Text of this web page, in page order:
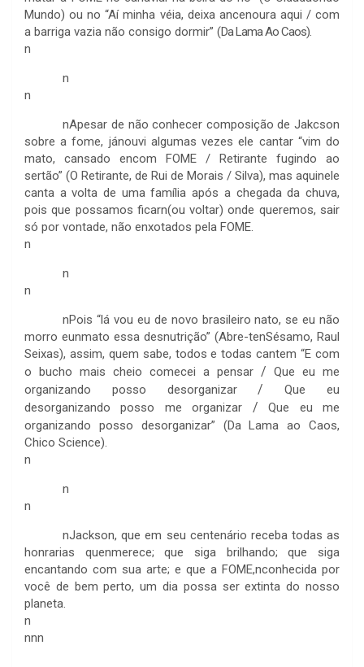
Mundo) ou no“Aí minha véia, deixa ancenoura aqui / com
a barriga vazia não consigo dormir” (Da Lama Ao Caos).
n
n
n
nApesar de não conhecer composição de Jakcson
sobre a fome, jánouvi algumas vezes ele cantar “vim do
mato, cansado encom FOME / Retirante fugindo ao
sertão” (O Retirante, de Rui de Morais / Silva), mas aquinele
canta a volta de uma família após a chegada da chuva,
pois que possamos ficarn(ou voltar) onde queremos, sair
só por vontade, não enxotados pela FOME.
n
n
n
nPois“lá vou eu de novo brasileiro nato, se eu não
morro eunmato essa desnutrição” (Abre-tenSésamo, Raul
Seixas), assim, quem sabe, todos e todas cantem “E com
o bucho mais cheio comecei a pensar / Que eu me
organizando posso desorganizar/Que eu
desorganizando posso me organizar /Que eu me
organizando posso desorganizar”
(Da Lama ao Caos,
Chico Science).
n
n
n
nJackson, que em seu centenário receba todas as
honrarias quenmerece; que siga brilhando; que siga
encantando com sua arte; e que a FOME,nconhecida por
você de bem perto, um dia possa ser extinta do nosso
planeta.
n
nnn